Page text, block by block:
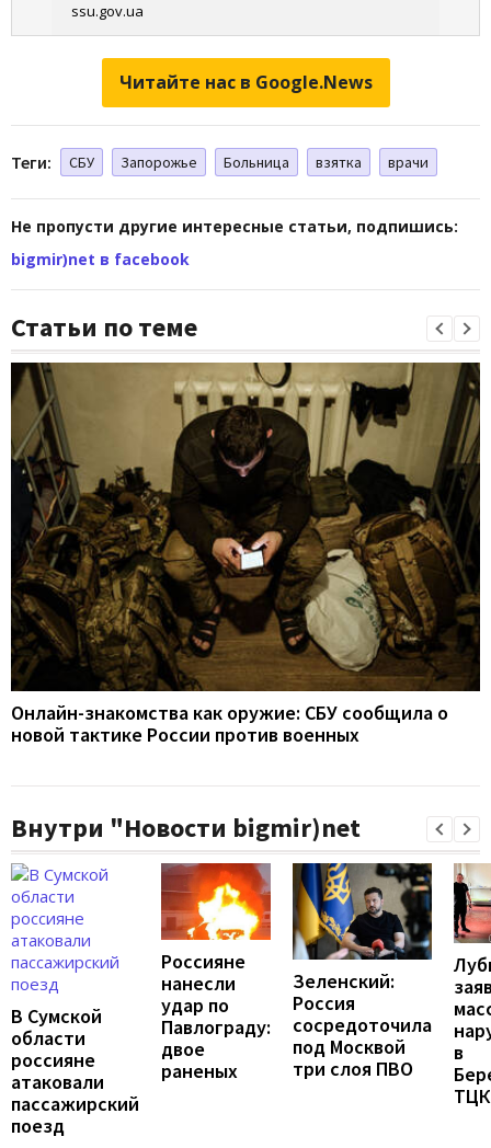
ssu.gov.ua
Читайте нас в Google.News
Теги: СБУ Запорожье Больница взятка врачи
Не пропусти другие интересные статьи, подпишись:
bigmir)net в facebook
Статьи по теме
Онлайн-знакомства как оружие: СБУ сообщила о
новой тактике России против военных
Внутри "Новости bigmir)net
В Сумской
области
россияне
атаковали
пассажирский
поезд
Россияне
нанесли
удар по
Павлограду:
двое
раненых
Зеленский:
Россия
сосредоточила
под Москвой
три слоя ПВО
в
ТЦК